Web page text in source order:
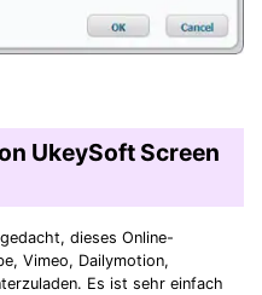
UkeySoft Screen
dieses Online-
Vimeo, Dailymotion,
Es ist sehr einfach